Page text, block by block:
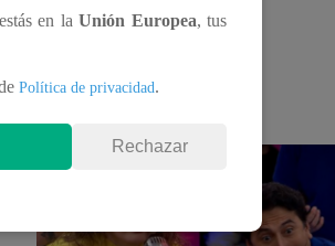
en laUnión Europea, tus
Política de privacidad.
Rechazar